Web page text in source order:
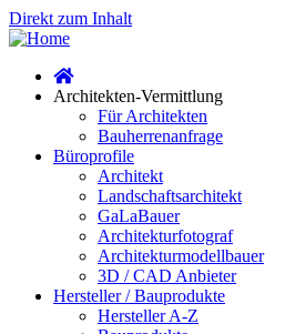
Direkt zum Inhalt
Architekten-Vermittlung
Für Architekten
Bauherrenanfrage
Büroprofile
Architekt
Landschaftsarchitekt
GaLaBauer
Architekturfotograf
Architekturmodellbauer
3D / CAD Anbieter
Hersteller / Bauprodukte
Hersteller A-Z